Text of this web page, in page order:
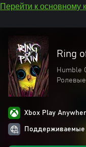
Перейти к основному
Ring
Humble
Xbox Play
Поддерживаемые